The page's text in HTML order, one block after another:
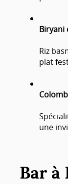
Biryani
Riz
plat
une
Bar à